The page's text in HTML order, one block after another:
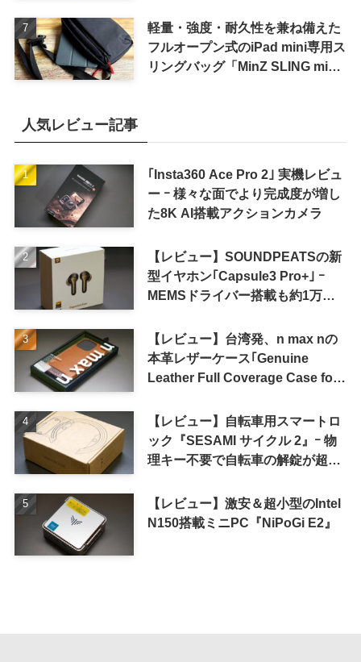
軽量・強度・耐久性を兼ね備えた
フルオープン式のiPad mini専用ス
リングバッグ「MinZ SLING mini
人気レビュー記事
｢Insta360 Ace Pro 2｣ 実機レビュ
ー ｰ 様々な面でより完成度が増し
た8K AI搭載アクションカメラ
【レビュー】SOUNDPEATSの新
型イヤホン｢Capsule3 Pro+｣ ｰ
MEMSドライバー搭載も約1万円
【レビュー】台湾発、n max nの
本革レザーケース｢Genuine
Leather Full Coverage Case for
【レビュー】自転車用スマートロ
ック『SESAMI サイクル 2』ｰ 物
理キー不要で自転車の解錠が超簡
【レビュー】激安＆超小型のIntel
N150搭載ミニPC『NiPoGi E2』